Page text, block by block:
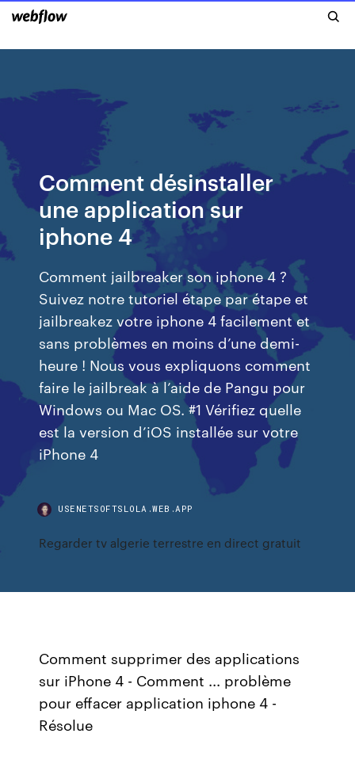
Comment désinstaller
une application sur
iphone 4
Comment jailbreaker son iphone 4 ?
Suivez notre tutoriel étape par étape et
jailbreakez votre iphone 4 facilement et
sans problèmes en moins d’une demi-
heure ! Nous vous expliquons comment
faire le jailbreak à l’aide de Pangu pour
Windows ou Mac OS. #1 Vérifiez quelle
est la version d’iOS installée sur votre
iPhone 4
USENETSOFTSLOLA.WEB.APP
Regarder tv algerie terrestre en direct gratuit
Comment supprimer des applications
sur iPhone 4 - Comment ... problème
pour effacer application iphone 4 -
Résolue